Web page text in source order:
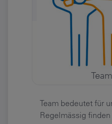
Team bedeutet für
Regelmässig